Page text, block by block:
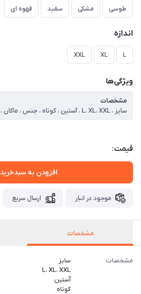
طوسی مشکی سفید قهوه ای
اندازه
L
XL
XXL
ویژگی‌ها
مشخصات
قیمت:
افزودن به سبدخرید
موجود در انبار ارسال سریع
مشخصات
مشخصات
سایز
L، XL، XXL
آستین
کوتاه